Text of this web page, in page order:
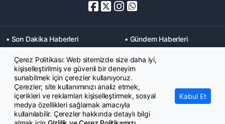
• Son Dakika Haberleri
• Gündem Haberleri
• Memurlar Haberleri
• KPSS Haberleri
• Ekonomi Haberleri
• Eğitim Haberleri
• Yaşam Haberleri
• Maaş Verileri Haberleri
• Mahkeme Kararları
Haberleri
Çerez Politikası: Web sitemizde size daha iyi,
kişiselleştirilmiş ve güvenli bir deneyim
sunabilmek için çerezler kullanıyoruz.
Çerezler; site kullanımınızı analiz etmek,
içerikleri ve reklamları kişiselleştirmek, sosyal
medya özellikleri sağlamak amacıyla
kullanılabilir. Çerezler hakkında detaylı bilgi
Kabul Et